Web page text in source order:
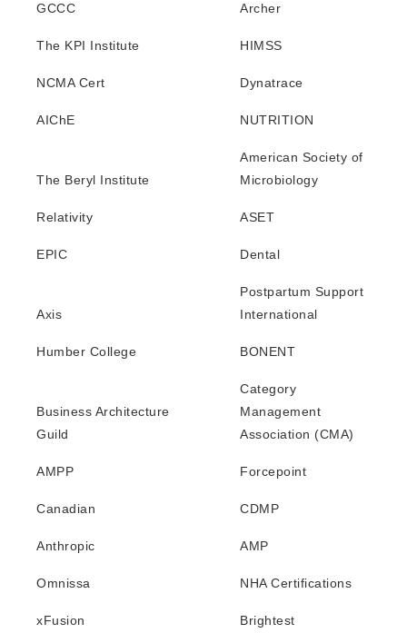
GCCC Archer
The KPI Institute HIMSS
NCMA Cert Dynatrace
AIChE NUTRITION
The Beryl Institute
American Society of
Microbiology
Relativity ASET
EPIC Dental
Axis
Postpartum Support
International
Humber College BONENT
Business Architecture
Guild
Category
Management
Association (CMA)
AMPP Forcepoint
Canadian CDMP
Anthropic AMP
Omnissa NHA Certifications
xFusion Brightest